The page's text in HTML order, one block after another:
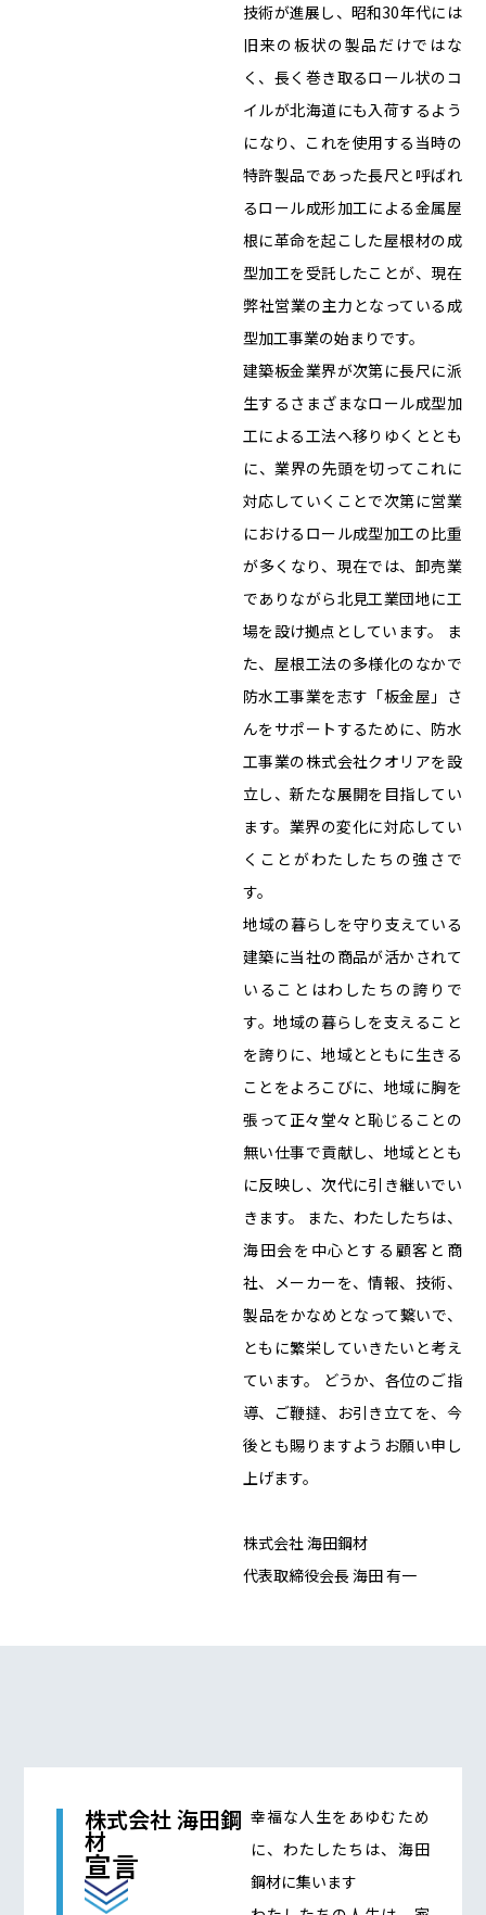
技術が進展し、昭和30年代には
旧来の板状の製品だけではな
く、長く巻き取るロール状のコ
イルが北海道にも入荷するよう
になり、これを使用する当時の
特許製品であった長尺と呼ばれ
るロール成形加工による金属屋
根に革命を起こした屋根材の成
型加工を受託したことが、現在
弊社営業の主力となっている成
型加工事業の始まりです。
建築板金業界が次第に長尺に派
生するさまざまなロール成型加
工による工法へ移りゆくととも
に、業界の先頭を切ってこれに
対応していくことで次第に営業
におけるロール成型加工の比重
が多くなり、現在では、卸売業
でありながら北見工業団地に工
場を設け拠点としています。 ま
た、屋根工法の多様化のなかで
防水工事業を志す「板金屋」さ
んをサポートするために、防水
工事業の株式会社クオリアを設
立し、新たな展開を目指してい
ます。業界の変化に対応してい
くことがわたしたちの強さで
す。
地域の暮らしを守り支えている
建築に当社の商品が活かされて
いることはわしたちの誇りで
す。地域の暮らしを支えること
を誇りに、地域とともに生きる
ことをよろこびに、地域に胸を
張って正々堂々と恥じることの
無い仕事で貢献し、地域ととも
に反映し、次代に引き継いでい
きます。 また、わたしたちは、
海田会を中心とする顧客と商
社、メーカーを、情報、技術、
製品をかなめとなって繋いで、
ともに繁栄していきたいと考え
ています。 どうか、各位のご指
導、ご鞭撻、お引き立てを、今
後とも賜りますようお願い申し
上げます。
株式会社 海田鋼材
代表取締役会長 海田 有一
株式会社 海田鋼
材
宣言
幸福な人生をあゆむため
に、わたしたちは、海田
鋼材に集います